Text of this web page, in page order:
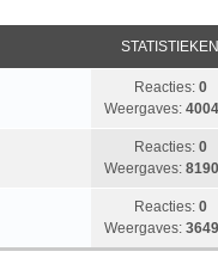
STATISTIEKEN
Reacties: 0
Weergaves:
Reacties: 0
Weergaves:
Reacties: 0
Weergaves: